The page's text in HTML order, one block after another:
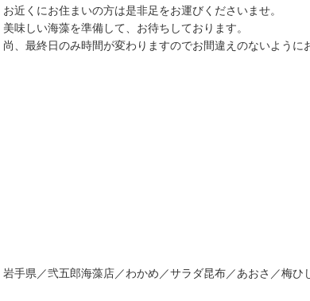
お近くにお住まいの方は是非足をお運びくださいませ。
美味しい海藻を準備して、お待ちしております。
尚、最終日のみ時間が変わりますのでお間違えのないように
岩手県／弐五郎海藻店／わかめ／サラダ昆布／あおさ／梅